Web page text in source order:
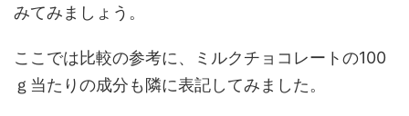
みてみましょう。
ここでは比較の参考に、ミルクチョコレートの100
ｇ当たりの成分も隣に表記してみました。